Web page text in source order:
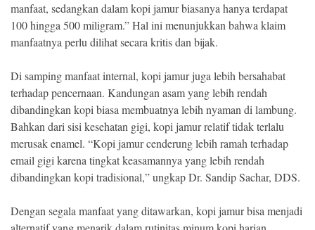
manfaat, sedangkan dalam kopi jamur biasanya hanya terdapat
100 hingga 500 miligram.” Hal ini menunjukkan bahwa klaim
manfaatnya perlu dilihat secara kritis dan bijak.
Di samping manfaat internal, kopi jamur juga lebih bersahabat
terhadap pencernaan. Kandungan asam yang lebih rendah
dibandingkan kopi biasa membuatnya lebih nyaman di lambung.
Bahkan dari sisi kesehatan gigi, kopi jamur relatif tidak terlalu
merusak enamel. “Kopi jamur cenderung lebih ramah terhadap
email gigi karena tingkat keasamannya yang lebih rendah
dibandingkan kopi tradisional,” ungkap Dr. Sandip Sachar, DDS.
Dengan segala manfaat yang ditawarkan, kopi jamur bisa menjadi